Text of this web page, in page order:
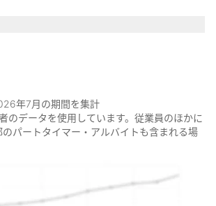
か
を世界中で増やし、心の豊かさあふれる社
ョンの実現のため
年7月の期間を集計
のデータを使用しています。従業員のほかに
パートタイマー・アルバイトも含まれる場